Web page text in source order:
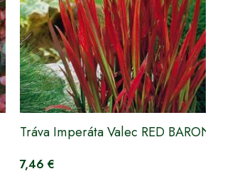
Tráva Imperáta Valec RED BARON
7,46 €